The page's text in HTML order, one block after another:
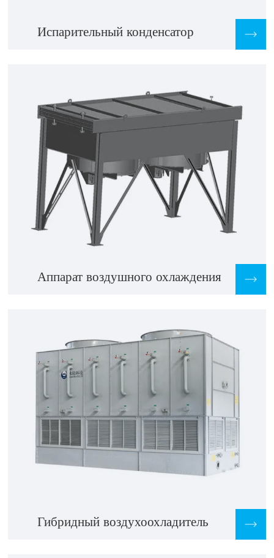
Испарительный конденсатор
Аппарат воздушного охлаждения
Гибридный воздухоохладитель